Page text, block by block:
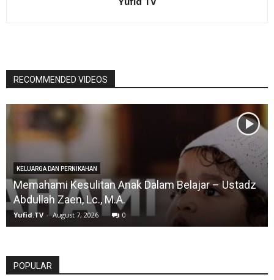
RECOMMENDED VIDEOS
KELUARGA DAN PERNIKAHAN
Memahami Kesulitan Anak Dalam Belajar – Ustadz
Abdullah Zaen, Lc., M.A.
Yufid.TV - August 7, 2026 0
POPULAR